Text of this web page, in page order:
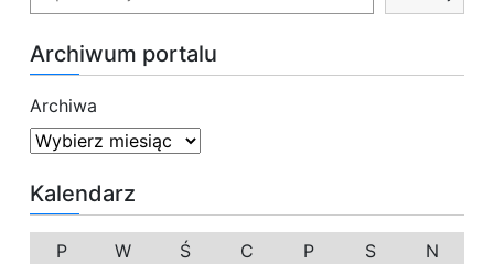
k
j
Archiwum portalu
Archiwa
Kalendarz
P W Ś C P S
N